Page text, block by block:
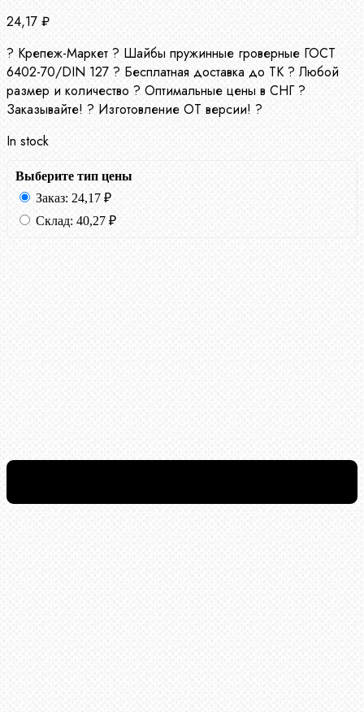
24,17 ₽
? Крепеж-Маркет ? Шайбы пружинные гроверные ГОСТ
6402-70/DIN 127 ? Бесплатная доставка до ТК ? Любой
размер и количество ? Оптимальные цены в СНГ ?
Заказывайте! ? Изготовление ОТ версии! ?
In stock
Выберите тип цены
Заказ: 24,17 ₽
Склад: 40,27 ₽